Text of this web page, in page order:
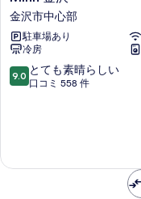
金
沢
金
沢
市
中
金沢市中心部
駐車場あり
冷房
10
段
も
9.0 とても素晴らしい
口コミ 558 件